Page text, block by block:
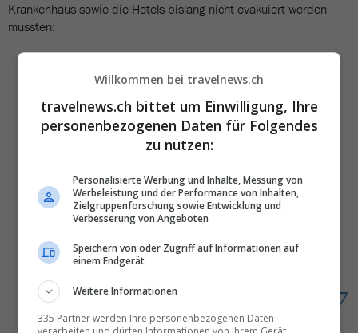
Krankenhaus sowie die Hotels bislang nicht evakuiert werden
mussten:
#KnysnaFireProvincial
hospital and hotels are NOT
being evacuated. N2 between
Plettenberg Bay remains
closed.
— KnysnaMunicipality
(@KnysnaMuni)
June 7, 2017
Willkommen bei travelnews.ch
travelnews.ch bittet um Einwilligung, Ihre
personenbezogenen Daten für Folgendes
zu nutzen:
Personalisierte Werbung und Inhalte, Messung von
Werbeleistung und der Performance von Inhalten,
Zielgruppenforschung sowie Entwicklung und
Verbesserung von Angeboten
Speichern von oder Zugriff auf Informationen auf
einem Endgerät
Weitere Informationen
335 Partner werden Ihre personenbezogenen Daten